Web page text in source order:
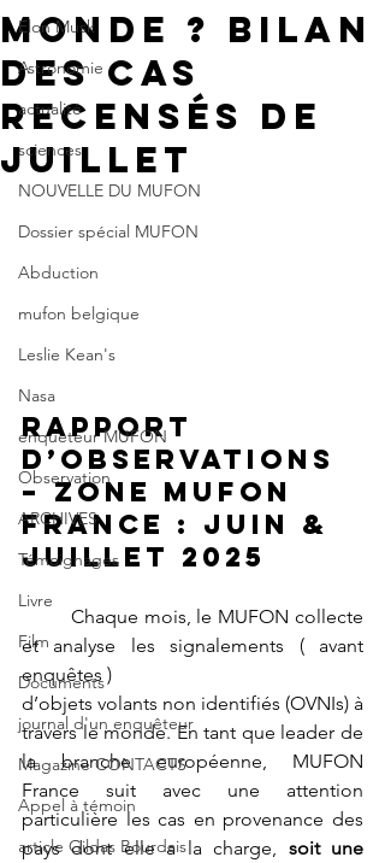
Elon Musk
Astronomie
actualité
sciences
NOUVELLE DU MUFON
Dossier spécial MUFON
Abduction
mufon belgique
Leslie Kean's
Nasa
enqueteur MUFON
Observation
ARCHIVES
Témoignages
Livre
Film
Documents
journal d'un enquêteur
Magazine CONTACTS
Appel à témoin
article Gildas Bourdais
monde ? Bilan
des cas
recensés de
juillet
Rapport
d’observations
– Zone MUFON
France : Juin &
Juillet 2025
et analyse les signalements ( avant
enquêtes )
d’objets volants non identifiés (OVNIs) à
travers le monde. En tant que leader de
la branche européenne, MUFON
France suit avec une attention
particulière les cas en provenance des
pays dont elle a la charge, soit une